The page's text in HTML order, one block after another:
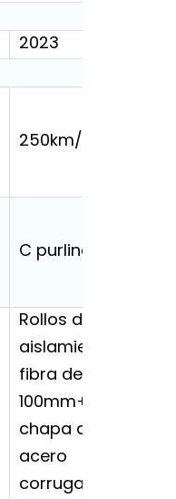
2023
250km/h
C purline
Rollos de
aislamiento de
fibra de vidrio
100mm+0,4mm
chapa de
acero
corrugada